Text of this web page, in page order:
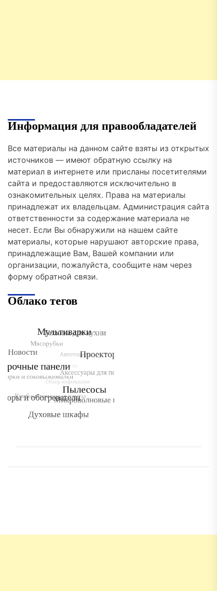
Информация для правообладателей
Все материалы на данном сайте взяты из открытых
источников — имеют обратную ссылку на
материал в интернете или присланы посетителями
сайта и предоставляются исключительно в
ознакомительных целях. Права на материалы
принадлежат их владельцам. Администрация сайта
ответственности за содержание материала не
несет. Если Вы обнаружили на нашем сайте
материалы, которые нарушают авторские права,
принадлежащие Вам, Вашей компании или
организации, пожалуйста, сообщите нам через
форму обратной связи.
Облако тегов